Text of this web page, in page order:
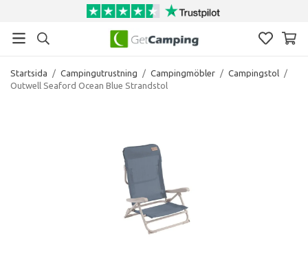
Startsida / Campingutrustning / Campingmöbler / Campingstol /
Outwell Seaford Ocean Blue Strandstol